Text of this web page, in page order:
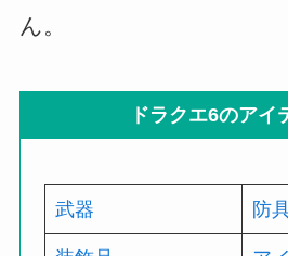
ん。
ドラクエ6のアイ
武器 防